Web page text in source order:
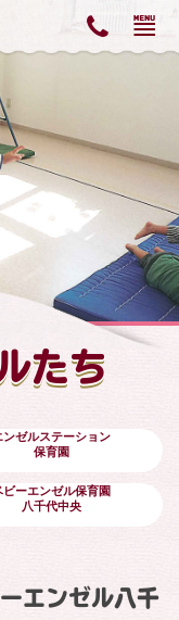
たち
ンゼルステーション
保育園
ビーエンゼル保育園
八千代中央
エンゼル八千